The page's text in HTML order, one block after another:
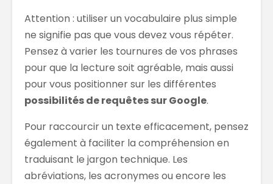
Attention : utiliser un vocabulaire plus simple
ne signifie pas que vous devez vous répéter.
Pensez à varier les tournures de vos phrases
pour que la lecture soit agréable, mais aussi
pour vous positionner sur les différentes
possibilités de requêtes sur Google.
Pour raccourcir un texte efficacement, pensez
également à faciliter la compréhension en
traduisant le jargon technique. Les
abréviations, les acronymes ou encore les